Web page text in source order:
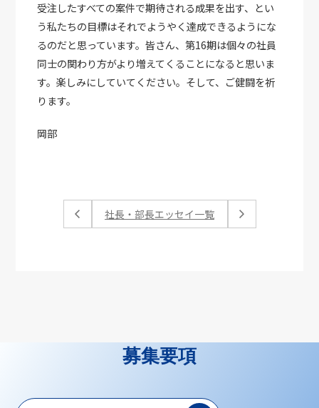
受注したすべての案件で期待される成果を出す、とい
う私たちの目標はそれでようやく達成できるようにな
るのだと思っています。皆さん、第16期は個々の社員
同士の関わり方がより増えてくることになると思いま
す。楽しみにしていてください。そして、ご健闘を祈
ります。
岡部
社長・部長エッセイ一覧
募集要項